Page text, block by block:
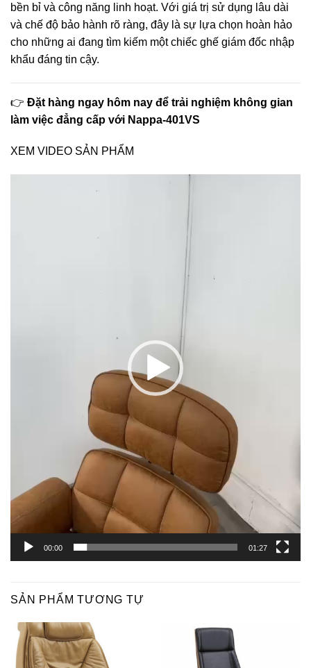
bền bỉ và công năng linh hoạt. Với giá trị sử dụng lâu dài
và chế độ bảo hành rõ ràng, đây là sự lựa chọn hoàn hảo
cho những ai đang tìm kiếm một chiếc ghế giám đốc nhập
khẩu đáng tin cậy.
👉 Đặt hàng ngay hôm nay để trải nghiệm không gian
làm việc đẳng cấp với Nappa-401VS
XEM VIDEO SẢN PHẨM
00:00 01:27
SẢN PHẨM TƯƠNG TỰ